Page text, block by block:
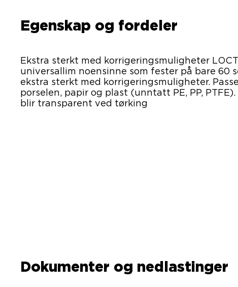
Egenskap og fordeler
Ekstra sterkt med korrigeringsmuligheter
universallim noensinne som fester på bare 60
ekstra sterkt med korrigeringsmuligheter.
porselen, papir og plast (unntatt PE, PP,
blir transparent ved tørking
Dokumenter og nedlastinger